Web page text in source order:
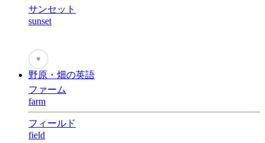
サンセット
sunset
♥
野原・畑の英語
ファーム
farm
フィールド
field